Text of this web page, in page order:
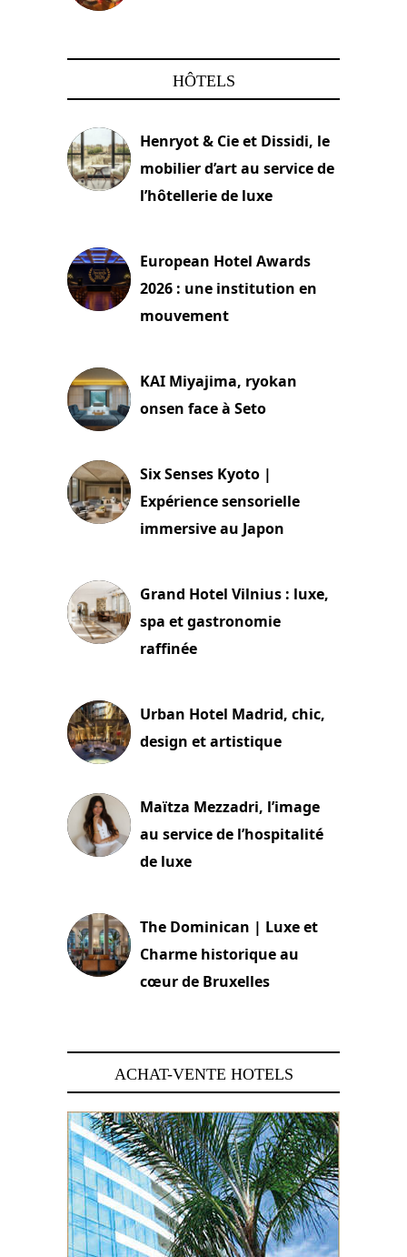
HÔTELS
Henryot & Cie et Dissidi, le
mobilier d’art au service de
l’hôtellerie de luxe
European Hotel Awards
2026 : une institution en
mouvement
KAI Miyajima, ryokan
onsen face à Seto
Six Senses Kyoto |
Expérience sensorielle
immersive au Japon
Grand Hotel Vilnius : luxe,
spa et gastronomie
raffinée
Urban Hotel Madrid, chic,
design et artistique
Maïtza Mezzadri, l’image
au service de l’hospitalité
de luxe
The Dominican | Luxe et
Charme historique au
cœur de Bruxelles
ACHAT-VENTE HOTELS